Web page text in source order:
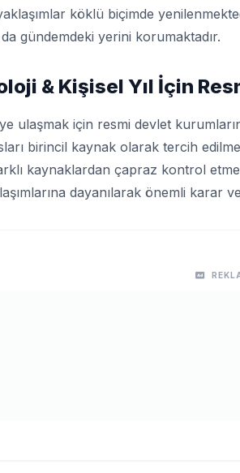
köklü biçimde
da gündemdeki yerini korumaktadır.
& Kişisel Yıl İçin
ulaşmak için resmi devlet
birincil kaynak olarak tercih
kaynaklardan çapraz kontrol
dayanılarak önemli karar